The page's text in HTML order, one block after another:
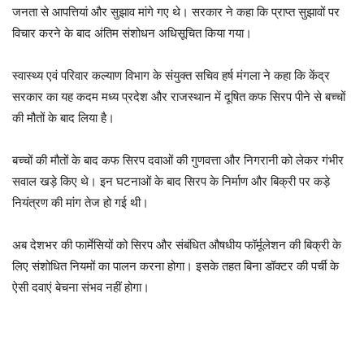
जनता से आपत्तियां और सुझाव मांगे गए थे। सरकार ने कहा कि प्राप्त सुझावों पर
विचार करने के बाद अंतिम संशोधन अधिसूचित किया गया।
स्वास्थ्य एवं परिवार कल्याण विभाग के संयुक्त सचिव हर्ष मंगला ने कहा कि केंद्र
सरकार का यह कदम मध्य प्रदेश और राजस्थान में दूषित कफ सिरप पीने से बच्चों
की मौतों के बाद लिया है।
बच्चों की मौतों के बाद कफ सिरप दवाओं की गुणवत्ता और निगरानी को लेकर गंभीर
सवाल खड़े किए थे। इन घटनाओं के बाद सिरप के निर्माण और बिक्री पर कड़े
नियंत्रण की मांग तेज हो गई थी।
अब देशभर की फार्मेसियों को सिरप और संबंधित औषधीय फॉर्मूलेशन की बिक्री के
लिए संशोधित नियमों का पालन करना होगा। इसके तहत बिना डॉक्टर की पर्ची के
ऐसी दवाएं बेचना संभव नहीं होगा।